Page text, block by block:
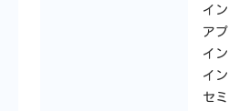
イ
ア
イ
イ
セ